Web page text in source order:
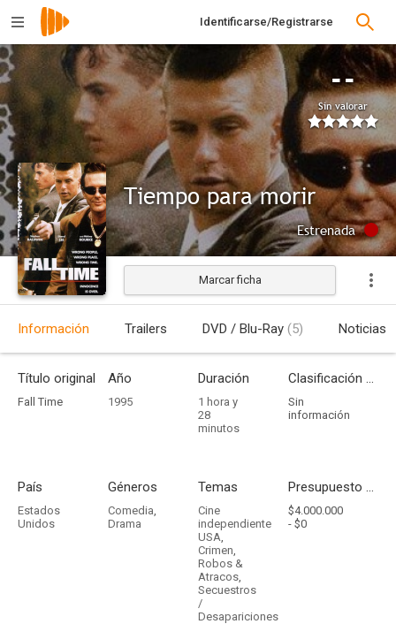
Identificarse/Registrarse
--
Sin valorar
Tiempo para morir
Estrenada
Marcar ficha
Información Trailers DVD / Blu-Ray (5) Noticias
Título original
Fall Time
Año
1995
Duración
1 hora y
28
minutos
Clasificación por edades
Sin
información
País
Estados
Unidos
Géneros
Comedia,
Drama
Temas
Cine
independiente
USA,
Crimen,
Robos &
Atracos,
Secuestros
/
Desapariciones
Presupuesto - Ingresos
$4.000.000
- $0